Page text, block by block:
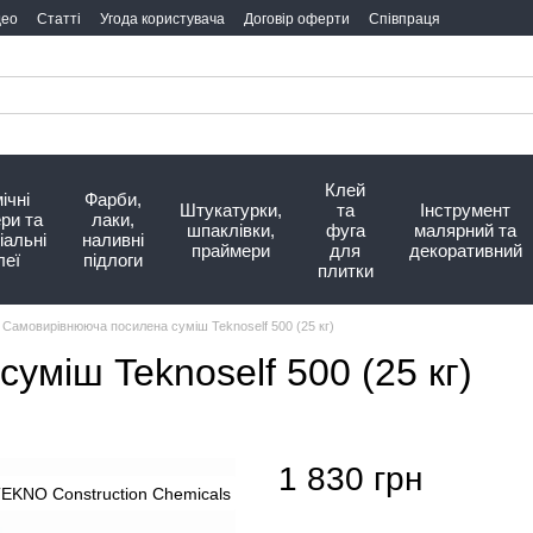
Статті Угода користувача Договір оферти
Співпраця
та
Фарби,
лаки,
наливні
підлоги
Штукатурки,
шпаклівки,
праймери
Клей
та
фуга
для
плитки
Інструмент
малярний та
декоративний
Самовирівнююча посилена суміш Teknoself 500 (25 кг)
Teknoself 500 (25 кг)
1 830 грн